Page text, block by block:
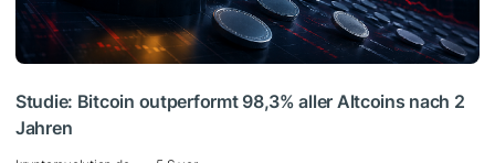
Studie: Bitcoin outperformt 98,3% aller Altcoins nach 2
Jahren